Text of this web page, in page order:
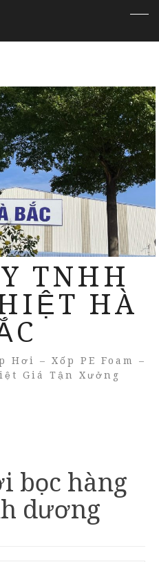
TNHH
HÀ
Hơi – Xốp PE Foam –
Giá Tận Xưởng
bọc hàng
dương